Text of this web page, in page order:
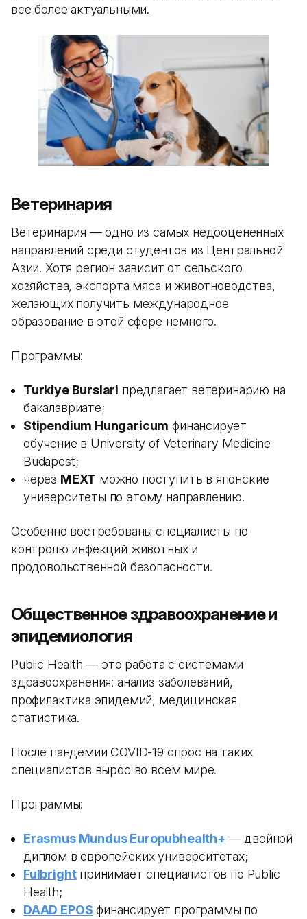
все более актуальными.
Ветеринария
Ветеринария — одно из самых недооцененных
направлений среди студентов из Центральной
Азии. Хотя регион зависит от сельского
хозяйства, экспорта мяса и животноводства,
желающих получить международное
образование в этой сфере немного.
Программы:
Turkiye Burslari предлагает ветеринарию на
бакалавриате;
Stipendium Hungaricum финансирует
обучение в University of Veterinary Medicine
Budapest;
через MEXT можно поступить в японские
университеты по этому направлению.
Особенно востребованы специалисты по
контролю инфекций животных и
продовольственной безопасности.
Общественное здравоохранение и
эпидемиология
Public Health — это работа с системами
здравоохранения: анализ заболеваний,
профилактика эпидемий, медицинская
статистика.
После пандемии COVID-19 спрос на таких
специалистов вырос во всем мире.
Программы:
Erasmus Mundus Europubhealth+ — двойной
диплом в европейских университетах;
Fulbrightпринимает специалистов по Public
Health;
DAAD EPOS финансирует программы по